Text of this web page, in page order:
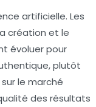
artificielle. Les
création et le
évoluer pour
plutôt
le marché
des résultats